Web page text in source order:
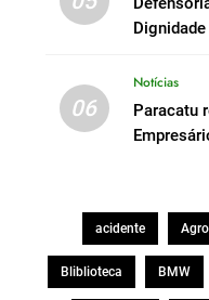
06
Notícias
Paracatu
acidente Agro
Bliblioteca BMW